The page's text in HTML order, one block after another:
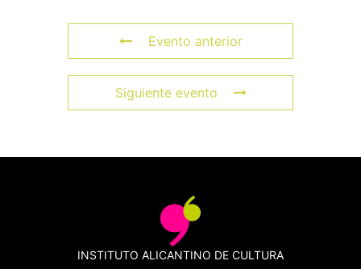
Evento anterior
Siguiente evento
INSTITUTO ALICANTINO DE CULTURA